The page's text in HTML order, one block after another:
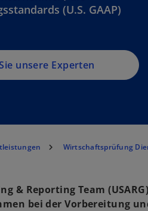
(U.S. GAAP)
unsere Experten
Wirtschaftsprüfung
& Reporting Team
bei der Vorbereitung